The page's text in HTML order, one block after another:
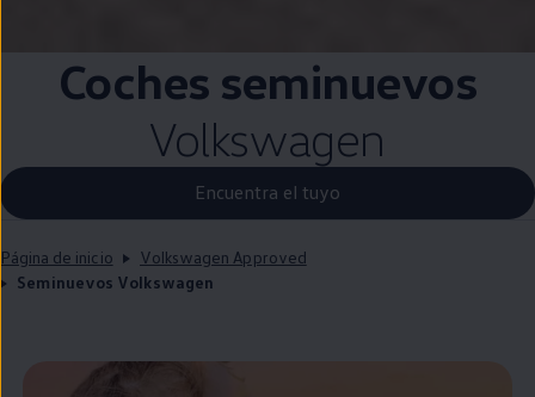
Coches seminuevos
Volkswagen
Encuentra el tuyo
Página de inicio
Volkswagen Approved
Seminuevos Volkswagen